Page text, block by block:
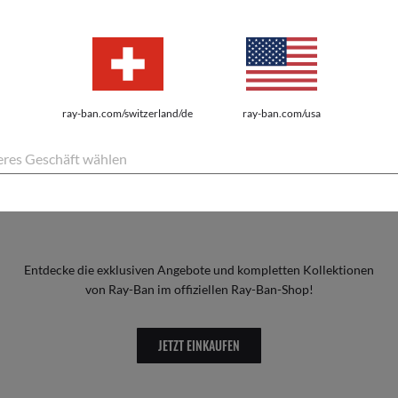
ray-ban.com/switzerland/de ray-ban.com/usa
Geschäft wählen
ZERTIFIZIERTE ONLINE-VERTRIEBSPARTNER
NACH DOMÄNE SUCHEN
Entdecke die exklusiven Angebote und kompletten Kollektionen
von Ray-Ban im offiziellen Ray-Ban-Shop!
JETZT EINKAUFEN